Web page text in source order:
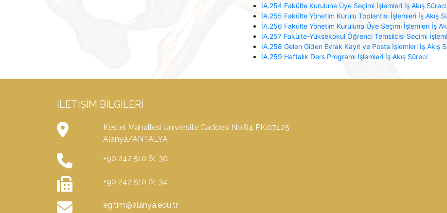
İA.254 Fakülte Kuruluna Üye Seçimi İşlemleri İş Akış Süreci
İA.255 Fakülte Yönetim Kurulu Toplantısı İşlemleri İş Akış
İA.256 Fakülte Yönetim Kuruluna Üye Seçimi İşlemleri İş
İA.257 Fakülte-Yüksekokul Öğrenci Temsilcisi Seçimi
İA.258 Gelen Giden Evrak Kayıt ve Posta İşlemleri İş Akış
İA.259 Haftalık Ders Programı İşlemleri İş Akış Süreci
İLETIŞIM BILGILERI
Kestel Mahallesi Üniversite Caddesi No:84 PK:07425
Alanya/ANTALYA
+90 242 510 61 30
+90 242 510 61 34
egitim@alanya.edu.tr